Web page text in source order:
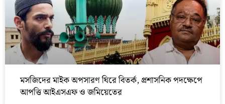
মসজিদের মাইক অপসারণ ঘিরে বিতর্ক, প্রশাসনিক পদক্ষেপে
আপত্তি আইএসএফ ও জমিয়েতের